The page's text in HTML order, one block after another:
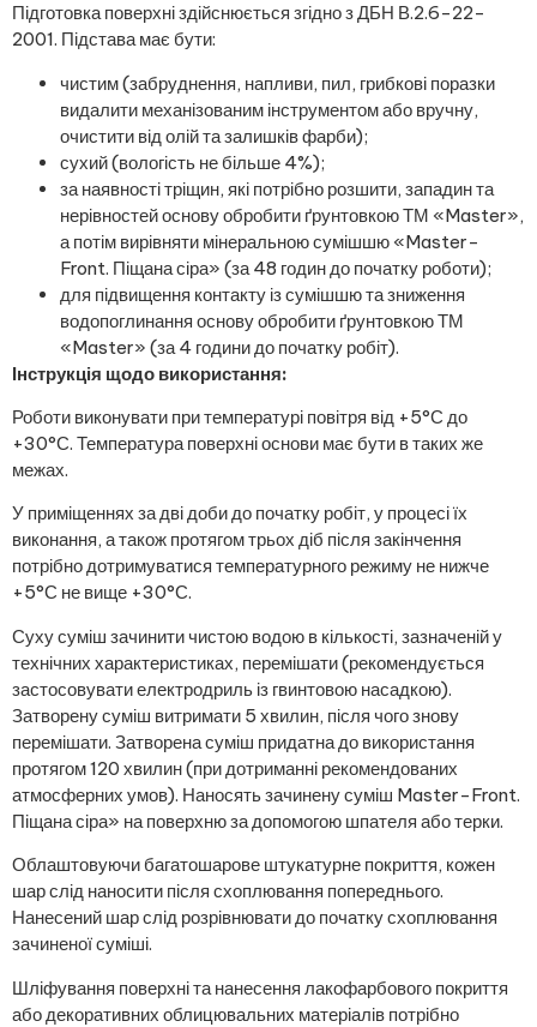
Підготовка поверхні здійснюється згідно з ДБН В.2.6-22-
2001. Підстава має бути:
чистим (забруднення, напливи, пил, грибкові поразки
видалити механізованим інструментом або вручну,
очистити від олій та залишків фарби);
сухий (вологість не більше 4%);
за наявності тріщин, які потрібно розшити, западин та
нерівностей основу обробити ґрунтовкою ТМ «Master»,
а потім вирівняти мінеральною сумішшю «Master-
Front. Піщана сіра» (за 48 годин до початку роботи);
для підвищення контакту із сумішшю та зниження
водопоглинання основу обробити ґрунтовкою ТМ
«Master» (за 4 години до початку робіт).
Інструкція щодо використання:
Роботи виконувати при температурі повітря від +5°С до
+30°С. Температура поверхні основи має бути в таких же
межах.
У приміщеннях за дві доби до початку робіт, у процесі їх
виконання, а також протягом трьох діб після закінчення
потрібно дотримуватися температурного режиму не нижче
+5°С не вище +30°С.
Суху суміш зачинити чистою водою в кількості, зазначеній у
технічних характеристиках, перемішати (рекомендується
застосовувати електродриль із гвинтовою насадкою).
Затворену суміш витримати 5 хвилин, після чого знову
перемішати. Затворена суміш придатна до використання
протягом 120 хвилин (при дотриманні рекомендованих
атмосферних умов). Наносять зачинену суміш Master-Front.
Піщана сіра» на поверхню за допомогою шпателя або терки.
Облаштовуючи багатошарове штукатурне покриття, кожен
шар слід наносити після схоплювання попереднього.
Нанесений шар слід розрівнювати до початку схоплювання
зачиненої суміші.
Шліфування поверхні та нанесення лакофарбового покриття
або декоративних облицювальних матеріалів потрібно